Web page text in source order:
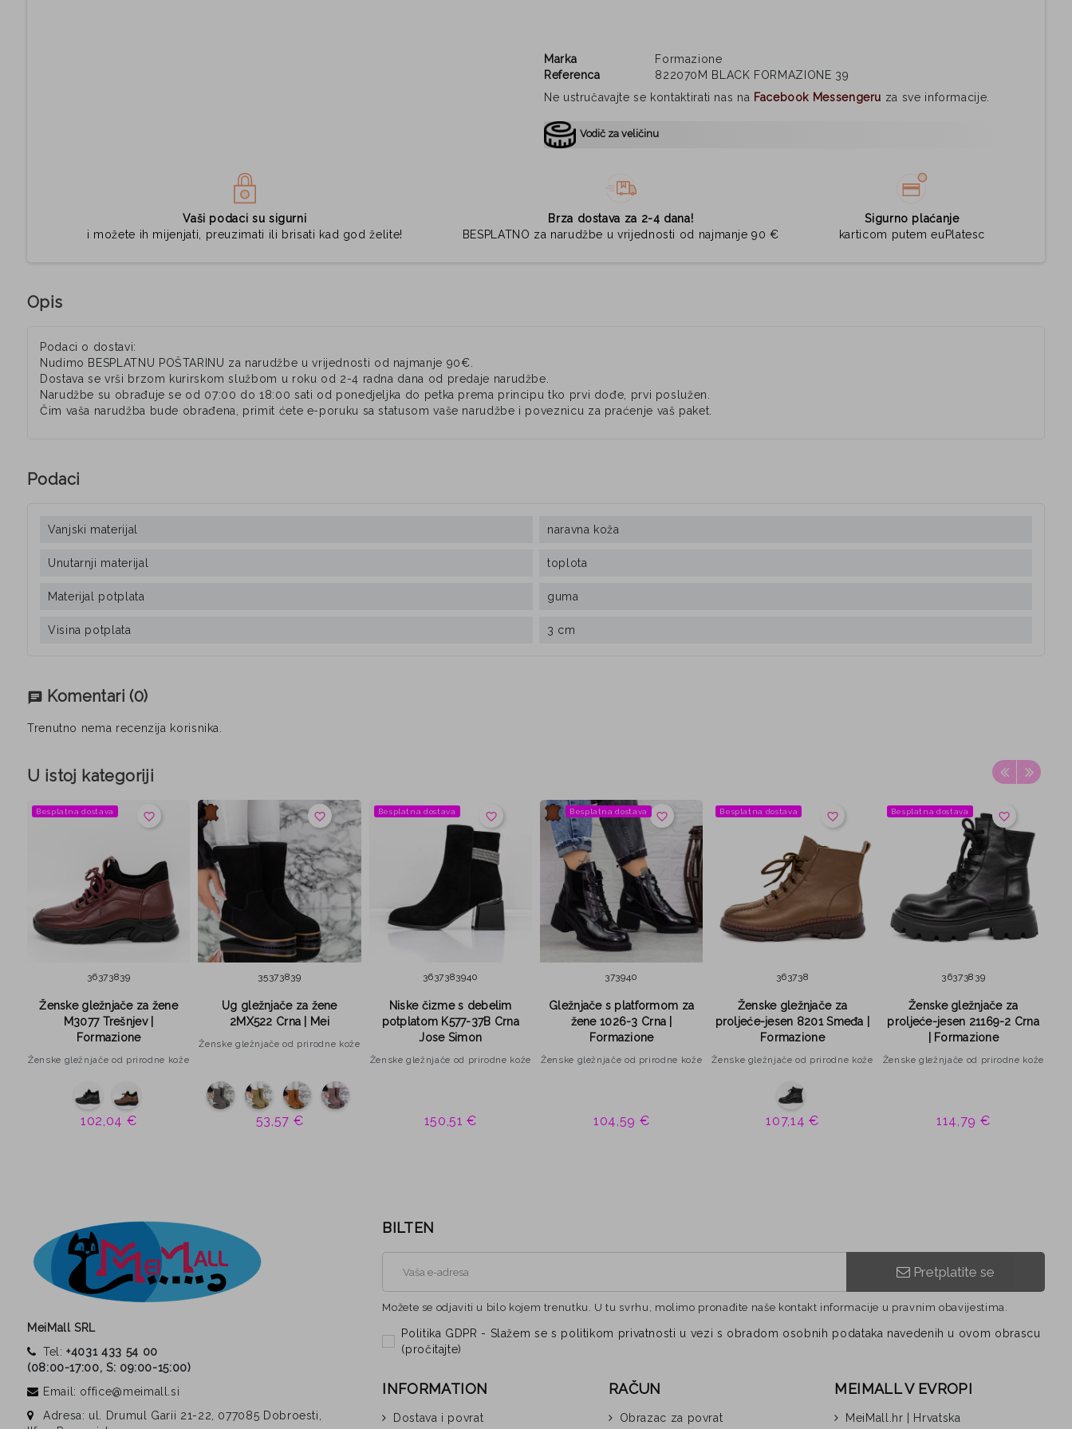
Marka
Formazione
Referenca
822070M BLACK FORMAZIONE 39
Ne ustručavajte se kontaktirati nas na Facebook Messengeru za sve informacije.
Vodič za veličinu
Vaši podaci su sigurni
i možete ih mijenjati, preuzimati ili brisati kad god želite!
Brza dostava za 2-4 dana!
BESPLATNO za narudžbe u vrijednosti od najmanje 90 €
Sigurno plaćanje
karticom putem euPlatesc
Opis
Podaci o dostavi:
Nudimo BESPLATNU POŠTARINU za narudžbe u vrijednosti od najmanje 90€.
Dostava se vrši brzom kurirskom službom u roku od 2-4 radna dana od predaje narudžbe.
Narudžbe su obrađuje se od 07:00 do 18:00 sati od ponedjeljka do petka prema principu tko prvi dođe, prvi poslužen.
Čim vaša narudžba bude obrađena, primit ćete e-poruku sa statusom vaše narudžbe i poveznicu za praćenje vaš paket.
Podaci
Vanjski materijal naravna koža
Unutarnji materijal toplota
Materijal potplata guma
Visina potplata 3 cm
chat Komentari (0)
Trenutno nema recenzija korisnika.
U istoj kategoriji
favorite_border
Besplatna dostava
36373839
Ženske gležnjače za žene
M3077 Trešnjev |
Formazione
Ženske gležnjače od prirodne kože
102,04 €
favorite_border
35373839
Ug gležnjače za žene
2MX522 Crna | Mei
Ženske gležnjače od prirodne kože
53,57 €
favorite_border
Besplatna dostava
3637383940
Niske čizme s debelim
potplatom K577-37B Crna
Jose Simon
Ženske gležnjače od prirodne kože
150,51 €
favorite_border
Besplatna dostava
373940
Gležnjače s platformom za
žene 1026-3 Crna |
Formazione
Ženske gležnjače od prirodne kože
104,59 €
favorite_border
Besplatna dostava
363738
Ženske gležnjače za
proljeće-jesen 8201 Smeđa |
Formazione
Ženske gležnjače od prirodne kože
107,14 €
favorite_border
Besplatna dostava
363738 39
Ženske gležnjače za
proljeće-jesen 21169-2 Crna
| Formazione
Ženske gležnjače od prirodne kože
114,79 €
MeiMall SRL
Tel:+4031 433 54 00
(08:00-17:00, S: 09:00-15:00)
Email: office@meimall.si
Adresa: ul. Drumul Garii 21-22, 077085 Dobroesti,
BILTEN
Pretplatite se
Možete se odjaviti u bilo kojem trenutku. U tu svrhu, molimo pronađite naše kontakt informacije u pravnim obavijestima.
Politika GDPR - Slažem se s politikom privatnosti u vezi s obradom osobnih podataka navedenih u ovom obrascu
(pročitajte)
INFORMATION
Dostava i povrat
RAČUN
Obrazac za povrat
MEIMALL V EVROPI
MeiMall.hr | Hrvatska